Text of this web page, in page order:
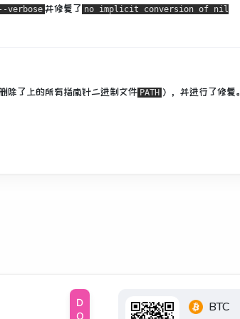
verbose 并修复了 no implicit conversion of nil
除了上的所有指南针二进制文件 PATH ），并进行了修复。
BTC